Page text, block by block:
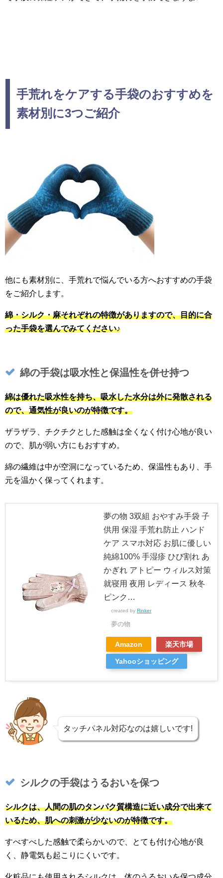
手荒れをケアする手袋のおすすめを
素材別に3つご紹介
他にも素材別に、手荒れで悩んでいる方へおすすめの手袋
をご紹介します。
綿・シルク・麻それぞれの特徴がありますので、目的に合
った手袋を選んでみてください♪
綿の手袋は吸水性と保温性を併せ持つ
綿は優れた吸水性を持ち、吸水した水分は外に発散される
ので、通気性が良いのが特徴です。
ザラザラ、チクチクとした感触は全くなく付け心地が良い
ので、肌が弱い方にもおすすめ。
綿の繊維は中が空洞になっているため、保温性もあり、手
元を温かく保ってくれます。
夢の物 3双組 おやすみ手袋 子
供用 保湿 手荒れ防止 ハンド
ケア スマホ対応 お肌に優しい
純綿100% 手湿疹 ひび割れ あ
かぎれ アトピー ウィルス対策
就寝用 夜用 レディース 秋冬
ピンク…
created by Rinker
夢の物
Amazon 楽天市場
Yahooショッピング
タッチパネル対応なのは嬉しいです!
シルクの手袋はうるおいを保つ
シルクは、人間の肌のタンパク質構造に近い成分で出来て
いるため、肌への刺激が少ないのが特徴です。
すべすべした感触で柔らかいので、とても付け心地が良
く、静電気も起こりにくいです。